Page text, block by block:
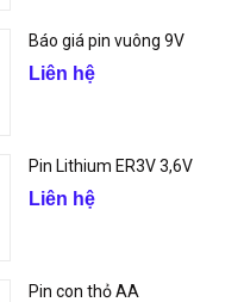
Báo giá pin vuông 9V
Liên hệ
Pin Lithium ER3V 3,6V
Liên hệ
Pin con thỏ AA